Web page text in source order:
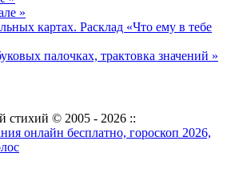
»
картах. Расклад «Что ему в тебе
палочках, трактовка значений »
стихий © 2005 - 2026 ::
онлайн бесплатно, гороскоп 2026,